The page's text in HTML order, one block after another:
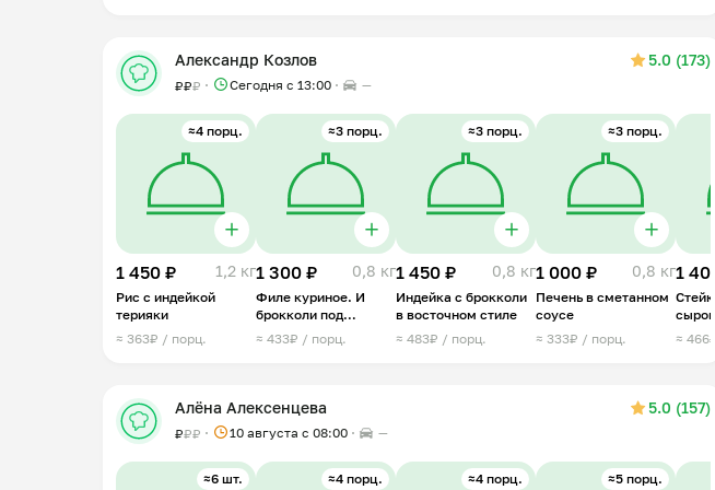
Александр Козлов 5.0 (173)
₽₽₽ Сегодня с 13:00 —
≈4 порц.
1 450 ₽ 1,2 кг
Рис с индейкой
терияки
≈ 363₽ / порц.
≈3 порц.
1 300 ₽ 0,8 кг
Филе куриное. И
брокколи под
сливочным соусом
≈ 433₽ / порц.
≈3 порц.
1 450 ₽ 0,8 кг
Индейка с брокколи
в восточном стиле
≈ 483₽ / порц.
≈3 порц.
1 000 ₽ 0,8 кг
Печень в сметанном
соусе
≈ 333₽ / порц.
1
сыром
≈
Алёна Алексенцева 5.0 (157)
₽₽₽ 10 августа с 08:00 —
≈6 шт. ≈4 порц. ≈4 порц. ≈5 порц.